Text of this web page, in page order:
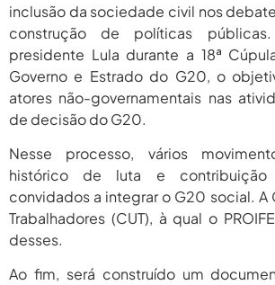
inclusão da sociedade civil nos
construção de políticas
presidente Lula durante a 18ª
Governo e Estrado do G20, o
atores não-governamentais nas
de decisão do G20.
Nesse processo, vários
histórico de luta e contribuição
convidados a integrar o G20 social. A
Trabalhadores (CUT), à qual o
desses.
Ao fim, será construído um